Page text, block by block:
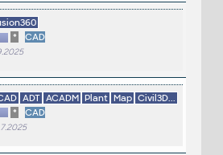
*
CAD
ADT ACADM Plant Map Civil3D...
*
CAD